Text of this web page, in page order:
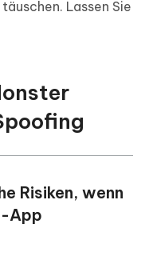
Lassen Sie
Risiken, wenn
App